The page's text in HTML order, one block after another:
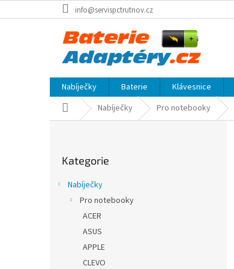
na
info@servispctrutnov.cz
Nabíječky Baterie Klávesnice
Domů Nabíječky Pro notebooky
kategorie
Kategorie
Nabíječky
Pro notebooky
ACER
ASUS
APPLE
CLEVO